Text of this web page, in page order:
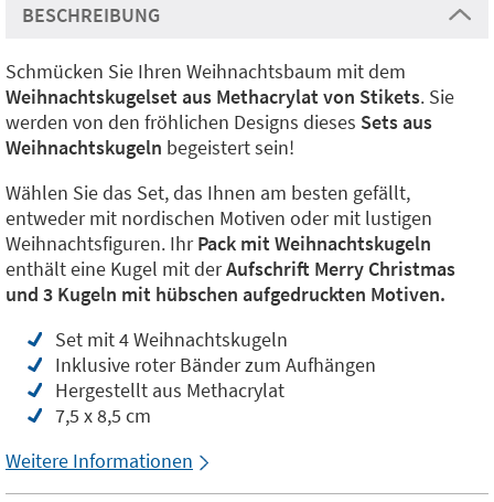
BESCHREIBUNG
Schmücken Sie Ihren Weihnachtsbaum mit dem
Weihnachtskugelset aus Methacrylat von Stikets. Sie
werden von den fröhlichen Designs dieses Sets aus
Weihnachtskugeln begeistert sein!
Wählen Sie das Set, das Ihnen am besten gefällt,
entweder mit nordischen Motiven oder mit lustigen
Weihnachtsfiguren. IhrPack mit Weihnachtskugeln
enthält eine Kugel mit derAufschrift Merry Christmas
und 3 Kugeln mit hübschen aufgedruckten Motiven.
Set mit 4 Weihnachtskugeln
Inklusive roter Bänder zum Aufhängen
Hergestellt aus Methacrylat
7,5 x 8,5 cm
Weitere Informationen